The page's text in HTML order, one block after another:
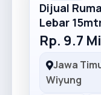
Dijual
Lebar
Rp. 9.7
Jawa
Wiyung